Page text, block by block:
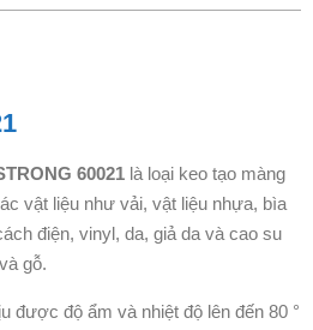
60021 là loại keo tạo màng
vật liệu như vải, vật liệu nhựa, bìa
điện, vinyl, da, giả da và cao su
gỗ.
được độ ẩm và nhiệt độ lên đến 80 °